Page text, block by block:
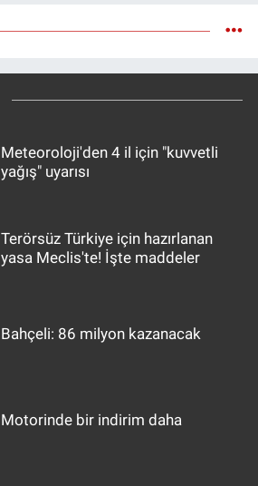
Meteoroloji'den 4 il için "kuvvetli
yağış" uyarısı
Terörsüz Türkiye için hazırlanan
yasa Meclis'te! İşte maddeler
Bahçeli: 86 milyon kazanacak
Motorinde bir indirim daha